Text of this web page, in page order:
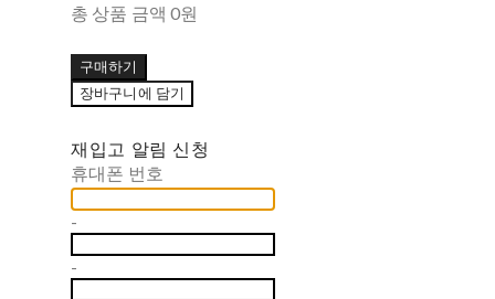
총 상품 금액 0원
구매하기
장바구니에 담기
재입고 알림 신청
휴대폰 번호
-
-